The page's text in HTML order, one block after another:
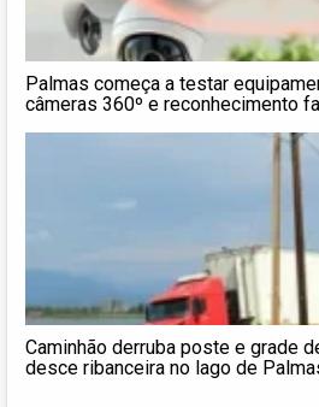
Palmas começa a testar
câmeras 360º e reconhecimento
Caminhão derruba poste e grade
desce ribanceira no lago de